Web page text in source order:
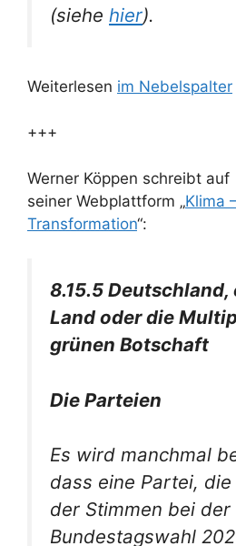
(siehe hier).
Weiterlesen im Nebelspalter
+++
Werner Köppen schreibt auf
seiner Webplattform „Klima
Transformation“:
8.15.5 Deutschland,
Land oder die
grünen Botschaft
Die Parteien
Es wird manchmal
dass eine Partei, die
der Stimmen bei der
Bundestagswahl